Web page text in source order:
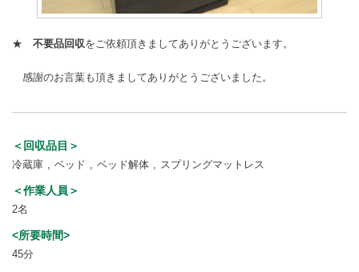
★ 不要品回収をご依頼頂きましてありがとうございます。
感謝のお言葉も頂きましてありがとうございました。
＜回収品目＞
冷蔵庫 ベッド ベッド解体 スプリングマットレス
＜作業人員＞
2名
<所要時間>
45分